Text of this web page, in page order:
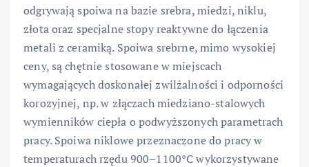
odgrywają spoiwa na bazie srebra, miedzi, niklu,
złota oraz specjalne stopy reaktywne do łączenia
metali z ceramiką. Spoiwa srebrne, mimo wysokiej
ceny, są chętnie stosowane w miejscach
wymagających doskonałej zwilżalności i odporności
korozyjnej, np. w złączach miedziano-stalowych
wymienników ciepła o podwyższonych parametrach
pracy. Spoiwa niklowe przeznaczone do pracy w
temperaturach rzędu 900–1100°C wykorzystywane